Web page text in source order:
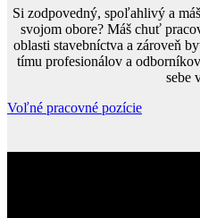
Si zodpovedný, spoľahlivý a
svojom obore? Máš chuť
oblasti stavebníctva a zároveň
tímu profesionálov a
sebe
Voľné pracovné pozície